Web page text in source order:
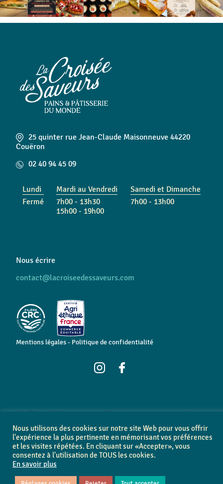
25 quinter rue Jean-Claude Maisonneuve 44220
Couëron
02 40 94 45 09
Lundi
Fermé
Mardi au Vendredi
7h00 - 13h30
15h00 - 19h00
Samedi et Dimanche
7h00 - 13h00
Nous écrire
contact@lacroiseedessaveurs.com
Mentions légales- Politique de confidentialité
© Copyright 2026 • Tous droits réservés • Conception graphique &
digitaleAthome Studio
Nous utilisons des cookies sur notre site Web pour vous offrir
l'expérience la plus pertinente en mémorisant vos préférences
et les visites répétées. En cliquant sur «Accepter», vous
consentez à l'utilisation de TOUS les cookies.
En savoir plus